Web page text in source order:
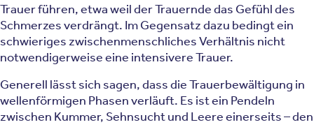
Trauer führen, etwa weil der Trauernde das Gefühl des
Schmerzes verdrängt. Im Gegensatz dazu bedingt ein
schwieriges zwischenmenschliches Verhältnis nicht
notwendigerweise eine intensivere Trauer.
Generell lässt sich sagen, dass die Trauerbewältigung in
wellenförmigen Phasen verläuft. Es ist ein Pendeln
zwischen Kummer, Sehnsucht und Leere einerseits – den